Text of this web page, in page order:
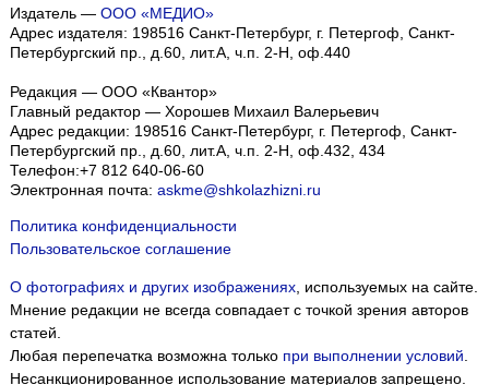
Издатель — ООО «МЕДИО»
Адрес издателя: 198516 Санкт-Петербург, г. Петергоф, Санкт-
Петербургский пр., д.60, лит.А, ч.п. 2-Н, оф.440
Редакция — ООО «Квантор»
Главный редактор — Хорошев Михаил Валерьевич
Адрес редакции: 198516 Санкт-Петербург, г. Петергоф, Санкт-
Петербургский пр., д.60, лит.А, ч.п. 2-Н, оф.432, 434
Телефон:+7 812 640-06-60
Электронная почта: askme@shkolazhizni.ru
Политика конфиденциальности
Пользовательское соглашение
О фотографиях и других изображениях, используемых на сайте.
Мнение редакции не всегда совпадает с точкой зрения авторов
статей.
Любая перепечатка возможна только при выполнении условий.
Несанкционированное использование материалов запрещено.